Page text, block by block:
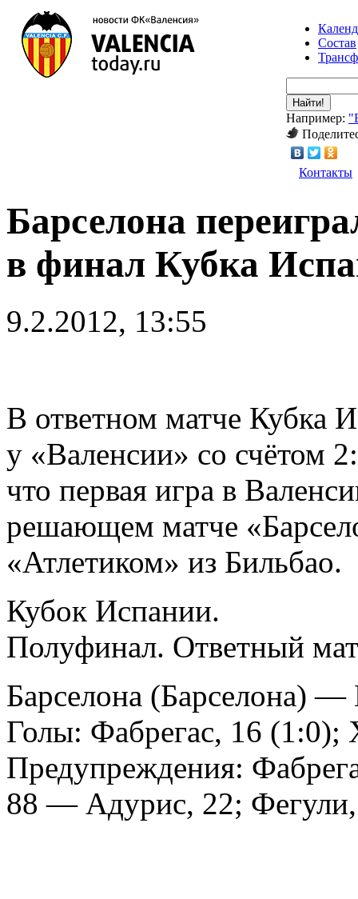
Состав
Найти!
Например:
Контакты
Барселона
в финал Кубка
9.2.2012, 13:55
В ответном матче Кубка
у «Валенсии» со счётом
что первая игра в
решающем матче
«Атлетиком» из Бильбао.
Кубок Испании.
Полуфинал. Ответный
Барселона (Барселона)
Голы: Фабрегас, 16 (1:0);
Предупреждения:
88 — Адурис, 22;